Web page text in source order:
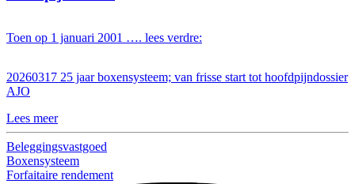
Toen op 1 januari 2001 …. lees verdre:
20260317 25 jaar boxensysteem; van frisse start tot hoofdpijndossier
AJO
Lees meer
Beleggingsvastgoed
Boxensysteem
Forfaitaire rendement